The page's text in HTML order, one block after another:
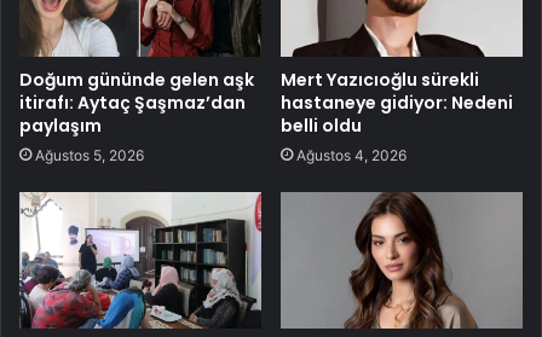
Doğum gününde gelen aşk
itirafı: Aytaç Şaşmaz’dan
paylaşım
Ağustos 5, 2026
Mert Yazıcıoğlu sürekli
hastaneye gidiyor: Nedeni
belli oldu
Ağustos 4, 2026